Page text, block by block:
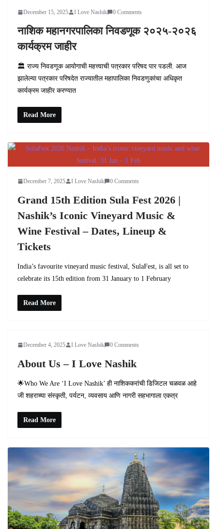
December 15, 2025 I Love Nashik 0 Comments
नाशिक महानगरपालिका निवडणूक २०२५-२०२६
कार्यक्रम जाहीर
🏛️ राज्य निवडणूक आयोगाची महत्त्वाची पत्रकार परिषद पार पडली. आज
झालेल्या पत्रकार परिषदेत राज्यातील महापालिका निवडणुकांचा अधिकृत
कार्यक्रम जाहीर करण्यात
Read More
December 7, 2025 I Love Nashik 0 Comments
Grand 15th Edition Sula Fest 2026 |
Nashik’s Iconic Vineyard Music &
Wine Festival – Dates, Lineup &
Tickets
India’s favourite vineyard music festival, SulaFest, is all set to
celebrate its 15th edition from 31 January to 1 February
Read More
December 4, 2025 I Love Nashik 0 Comments
About Us – I Love Nashik
🌟Who We Are ‘I Love Nashik’ ही नाशिककरांची डिजिटल चळवळ आहे
जी शहराच्या संस्कृती, पर्यटन, व्यवसाय आणि नागरी सहभागाला एकत्र
Read More